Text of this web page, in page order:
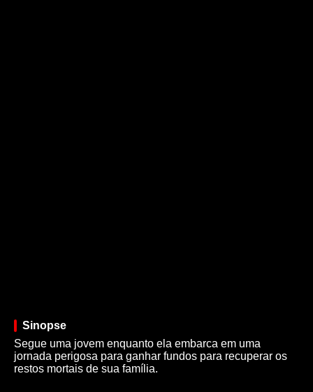
Sinopse
Segue uma jovem enquanto ela embarca em uma
jornada perigosa para ganhar fundos para recuperar os
restos mortais de sua família.